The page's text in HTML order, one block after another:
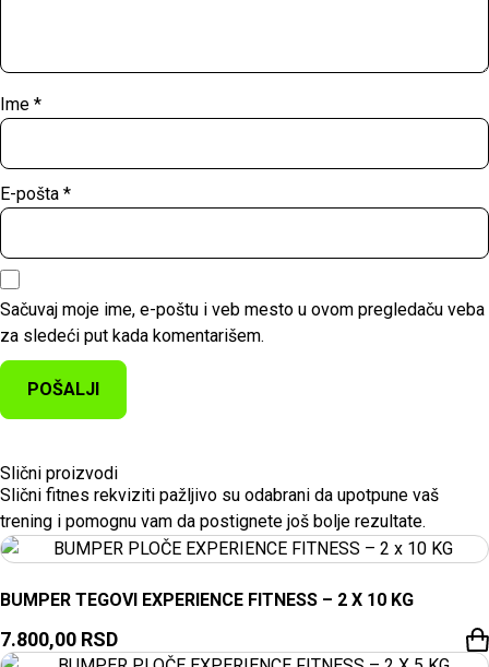
Ime *
E-pošta *
Sačuvaj moje ime, e-poštu i veb mesto u ovom pregledaču veba
za sledeći put kada komentarišem.
Slični proizvodi
Slični fitnes rekviziti pažljivo su odabrani da upotpune vaš
trening i pomognu vam da postignete još bolje rezultate.
BUMPER TEGOVI EXPERIENCE FITNESS – 2 X 10 KG
7.800,00 RSD